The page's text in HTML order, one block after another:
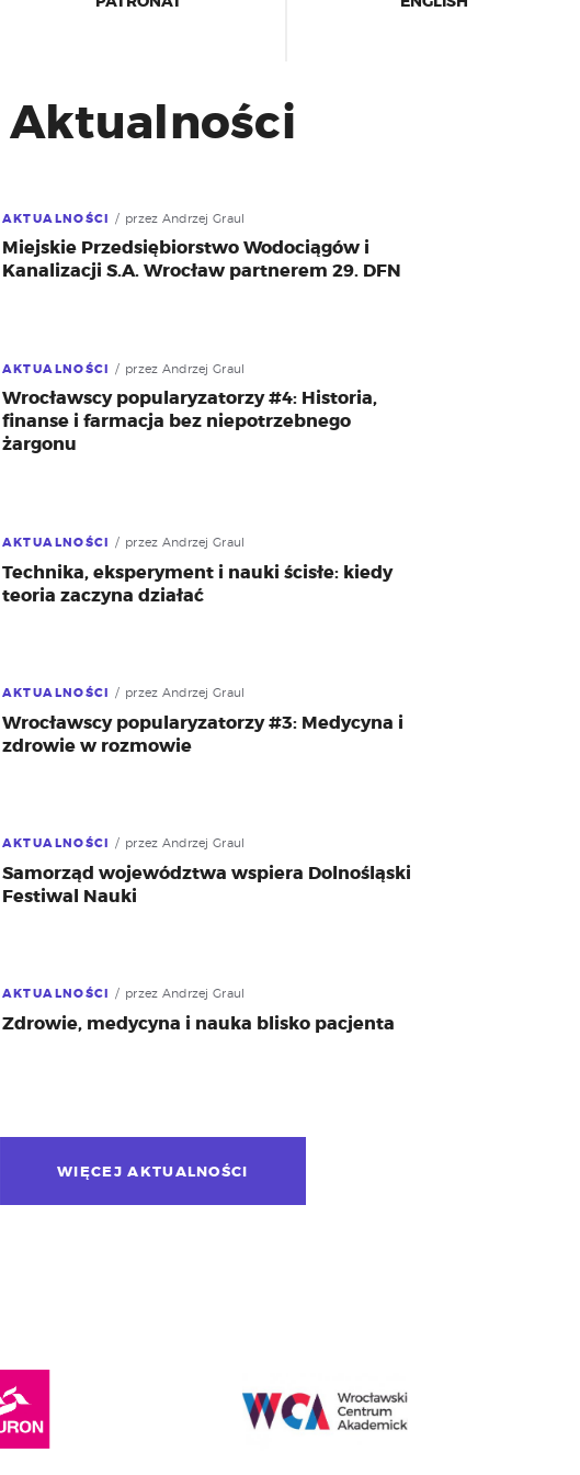
Aktualności
AKTUALNOŚCI przez Andrzej Graul
Miejskie Przedsiębiorstwo Wodociągów i
Kanalizacji S.A. Wrocław partnerem 29. DFN
AKTUALNOŚCI przez Andrzej Graul
Wrocławscy popularyzatorzy #4: Historia,
finanse i farmacja bez niepotrzebnego
żargonu
AKTUALNOŚCI przez Andrzej Graul
Technika, eksperyment i nauki ścisłe: kiedy
teoria zaczyna działać
AKTUALNOŚCI przez Andrzej Graul
Wrocławscy popularyzatorzy #3: Medycyna i
zdrowie w rozmowie
AKTUALNOŚCI przez Andrzej Graul
Samorząd województwa wspiera Dolnośląski
Festiwal Nauki
AKTUALNOŚCI przez Andrzej Graul
Zdrowie, medycyna i nauka blisko pacjenta
WIĘCEJ AKTUALNOŚCI